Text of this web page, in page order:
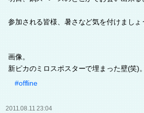
参加される皆様、暑さなど気を付けましょ
画像。
新ピカのミロスポスターで埋まった壁(笑)。
#offline
2011.08.11 23:04